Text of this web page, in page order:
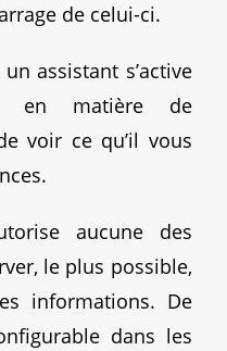
de celui-ci.
assistant s’active
en matière de
voir ce qu’il vous
aucune des
le plus possible,
informations. De
dans les